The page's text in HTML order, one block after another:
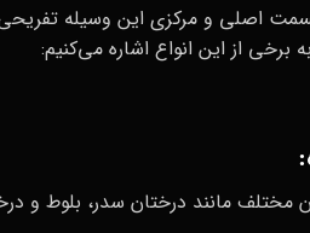
اصلی و مرکزی این وسیله
برخی از این انواع اشاره می‌کنیم:
مانند درختان سدر، بلوط و